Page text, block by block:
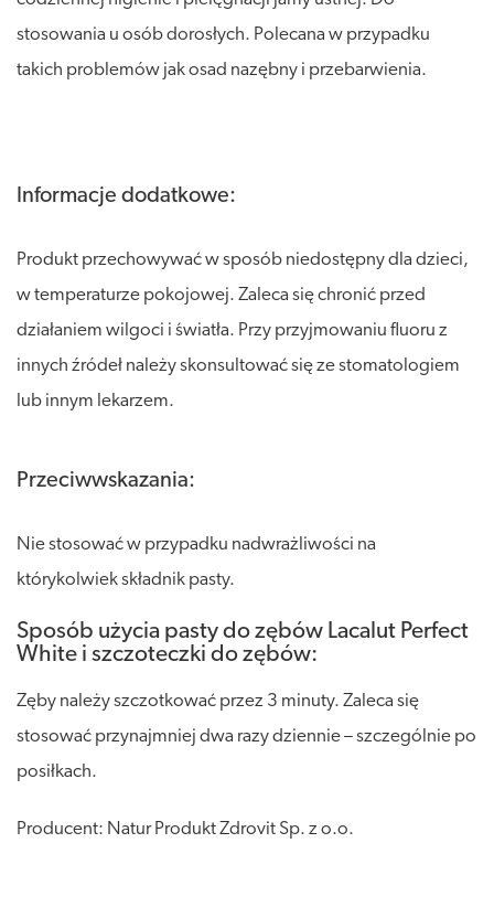
stosowania u osób dorosłych. Polecana w przypadku
takich problemów jak osad nazębny i przebarwienia.
Informacje dodatkowe:
Produkt przechowywać w sposób niedostępny dla dzieci,
w temperaturze pokojowej. Zaleca się chronić przed
działaniem wilgoci i światła. Przy przyjmowaniu fluoru z
innych źródeł należy skonsultować się ze stomatologiem
lub innym lekarzem.
Przeciwwskazania:
Nie stosować w przypadku nadwrażliwości na
którykolwiek składnik pasty.
Sposób użycia pasty do zębów Lacalut Perfect
White i szczoteczki do zębów:
Zęby należy szczotkować przez 3 minuty. Zaleca się
stosować przynajmniej dwa razy dziennie – szczególnie po
posiłkach.
Producent: Natur Produkt Zdrovit Sp. z o.o.